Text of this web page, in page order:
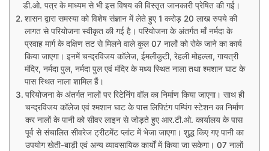
डी.ओ. पत्र के माध्यम से भी इस विषय की विस्तृत जानकारी प्रेषित की गई।
शासन द्वारा समस्या को विशेष संज्ञान में लेते हुए 1 करोड़ 20 लाख रुपये की
लागत से परियोजना स्वीकृत की गई है। परियोजना के अंतर्गत माँ नर्मदा के
प्रवाह मार्ग के दक्षिण तट से मिलने वाले कुल 07 नालों को रोके जाने का कार्य
किया जाएगा। इनमें चन्द्रविजय कॉलेज, ईमलीकुटी, रेहली मोहल्ला, गायत्री
मंदिर, नर्मदा पुल, नर्मदा पुल एवं मंदिर के मध्य स्थित नाला तथा श्मशान घाट के
पास स्थित नाला शामिल हैं।
परियोजना के अंतर्गत नालों पर रिटेनिंग वॉल का निर्माण किया जाएगा। साथ ही
चन्द्रविजय कॉलेज एवं श्मशान घाट के पास लिफ्टिंग पम्पिंग स्टेशन का निर्माण
कर नालों के पानी को सीवर लाइन से जोड़ते हुए आर.टी.ओ. कार्यालय के पास
पूर्व से संचालित सीवरेज ट्रीटमेंट प्लांट में भेजा जाएगा। शुद्ध किए गए पानी का
उपयोग खेती-बाड़ी एवं अन्य व्यावसायिक कार्यों में किया जा सकेगा। 07 नालों